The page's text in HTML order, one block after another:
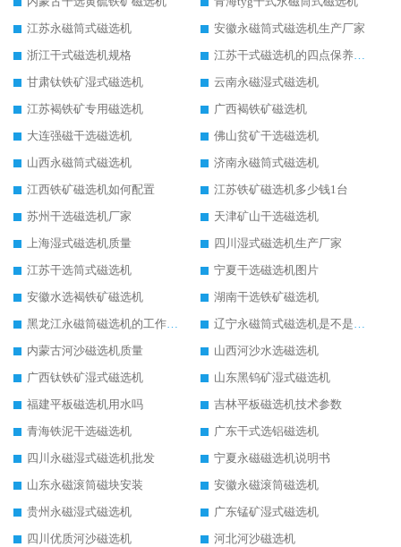
江苏永磁筒式磁选机
安徽永磁筒式磁选机生产厂家
浙江干式磁选机规格
江苏干式磁选机的四点保养秘籍
甘肃钛铁矿湿式磁选机
云南永磁湿式磁选机
江苏褐铁矿专用磁选机
广西褐铁矿磁选机
大连强磁干选磁选机
佛山贫矿干选磁选机
山西永磁筒式磁选机
济南永磁筒式磁选机
江西铁矿磁选机如何配置
江苏铁矿磁选机多少钱1台
苏州干选磁选机厂家
天津矿山干选磁选机
上海湿式磁选机质量
四川湿式磁选机生产厂家
江苏干选筒式磁选机
宁夏干选磁选机图片
安徽水选褐铁矿磁选机
湖南干选铁矿磁选机
黑龙江永磁筒磁选机的工作原理
辽宁永磁筒式磁选机是不是强磁
内蒙古河沙磁选机质量
山西河沙水选磁选机
广西钛铁矿湿式磁选机
山东黑钨矿湿式磁选机
福建平板磁选机用水吗
吉林平板磁选机技术参数
青海铁泥干选磁选机
广东干式选铝磁选机
四川永磁湿式磁选机批发
宁夏永磁磁选机说明书
山东永磁滚筒磁块安装
安徽永磁滚筒磁选机
贵州永磁湿式磁选机
广东锰矿湿式磁选机
四川优质河沙磁选机
河北河沙磁选机